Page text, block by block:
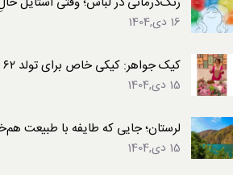
16 دی,1404
کیک جواهر: کیکی خاص برای تولد ۶۲ سالگی نیتا آمبانی
15 دی,1404
لرستان؛ جایی که طایفه با طبیعت
15 دی,1404